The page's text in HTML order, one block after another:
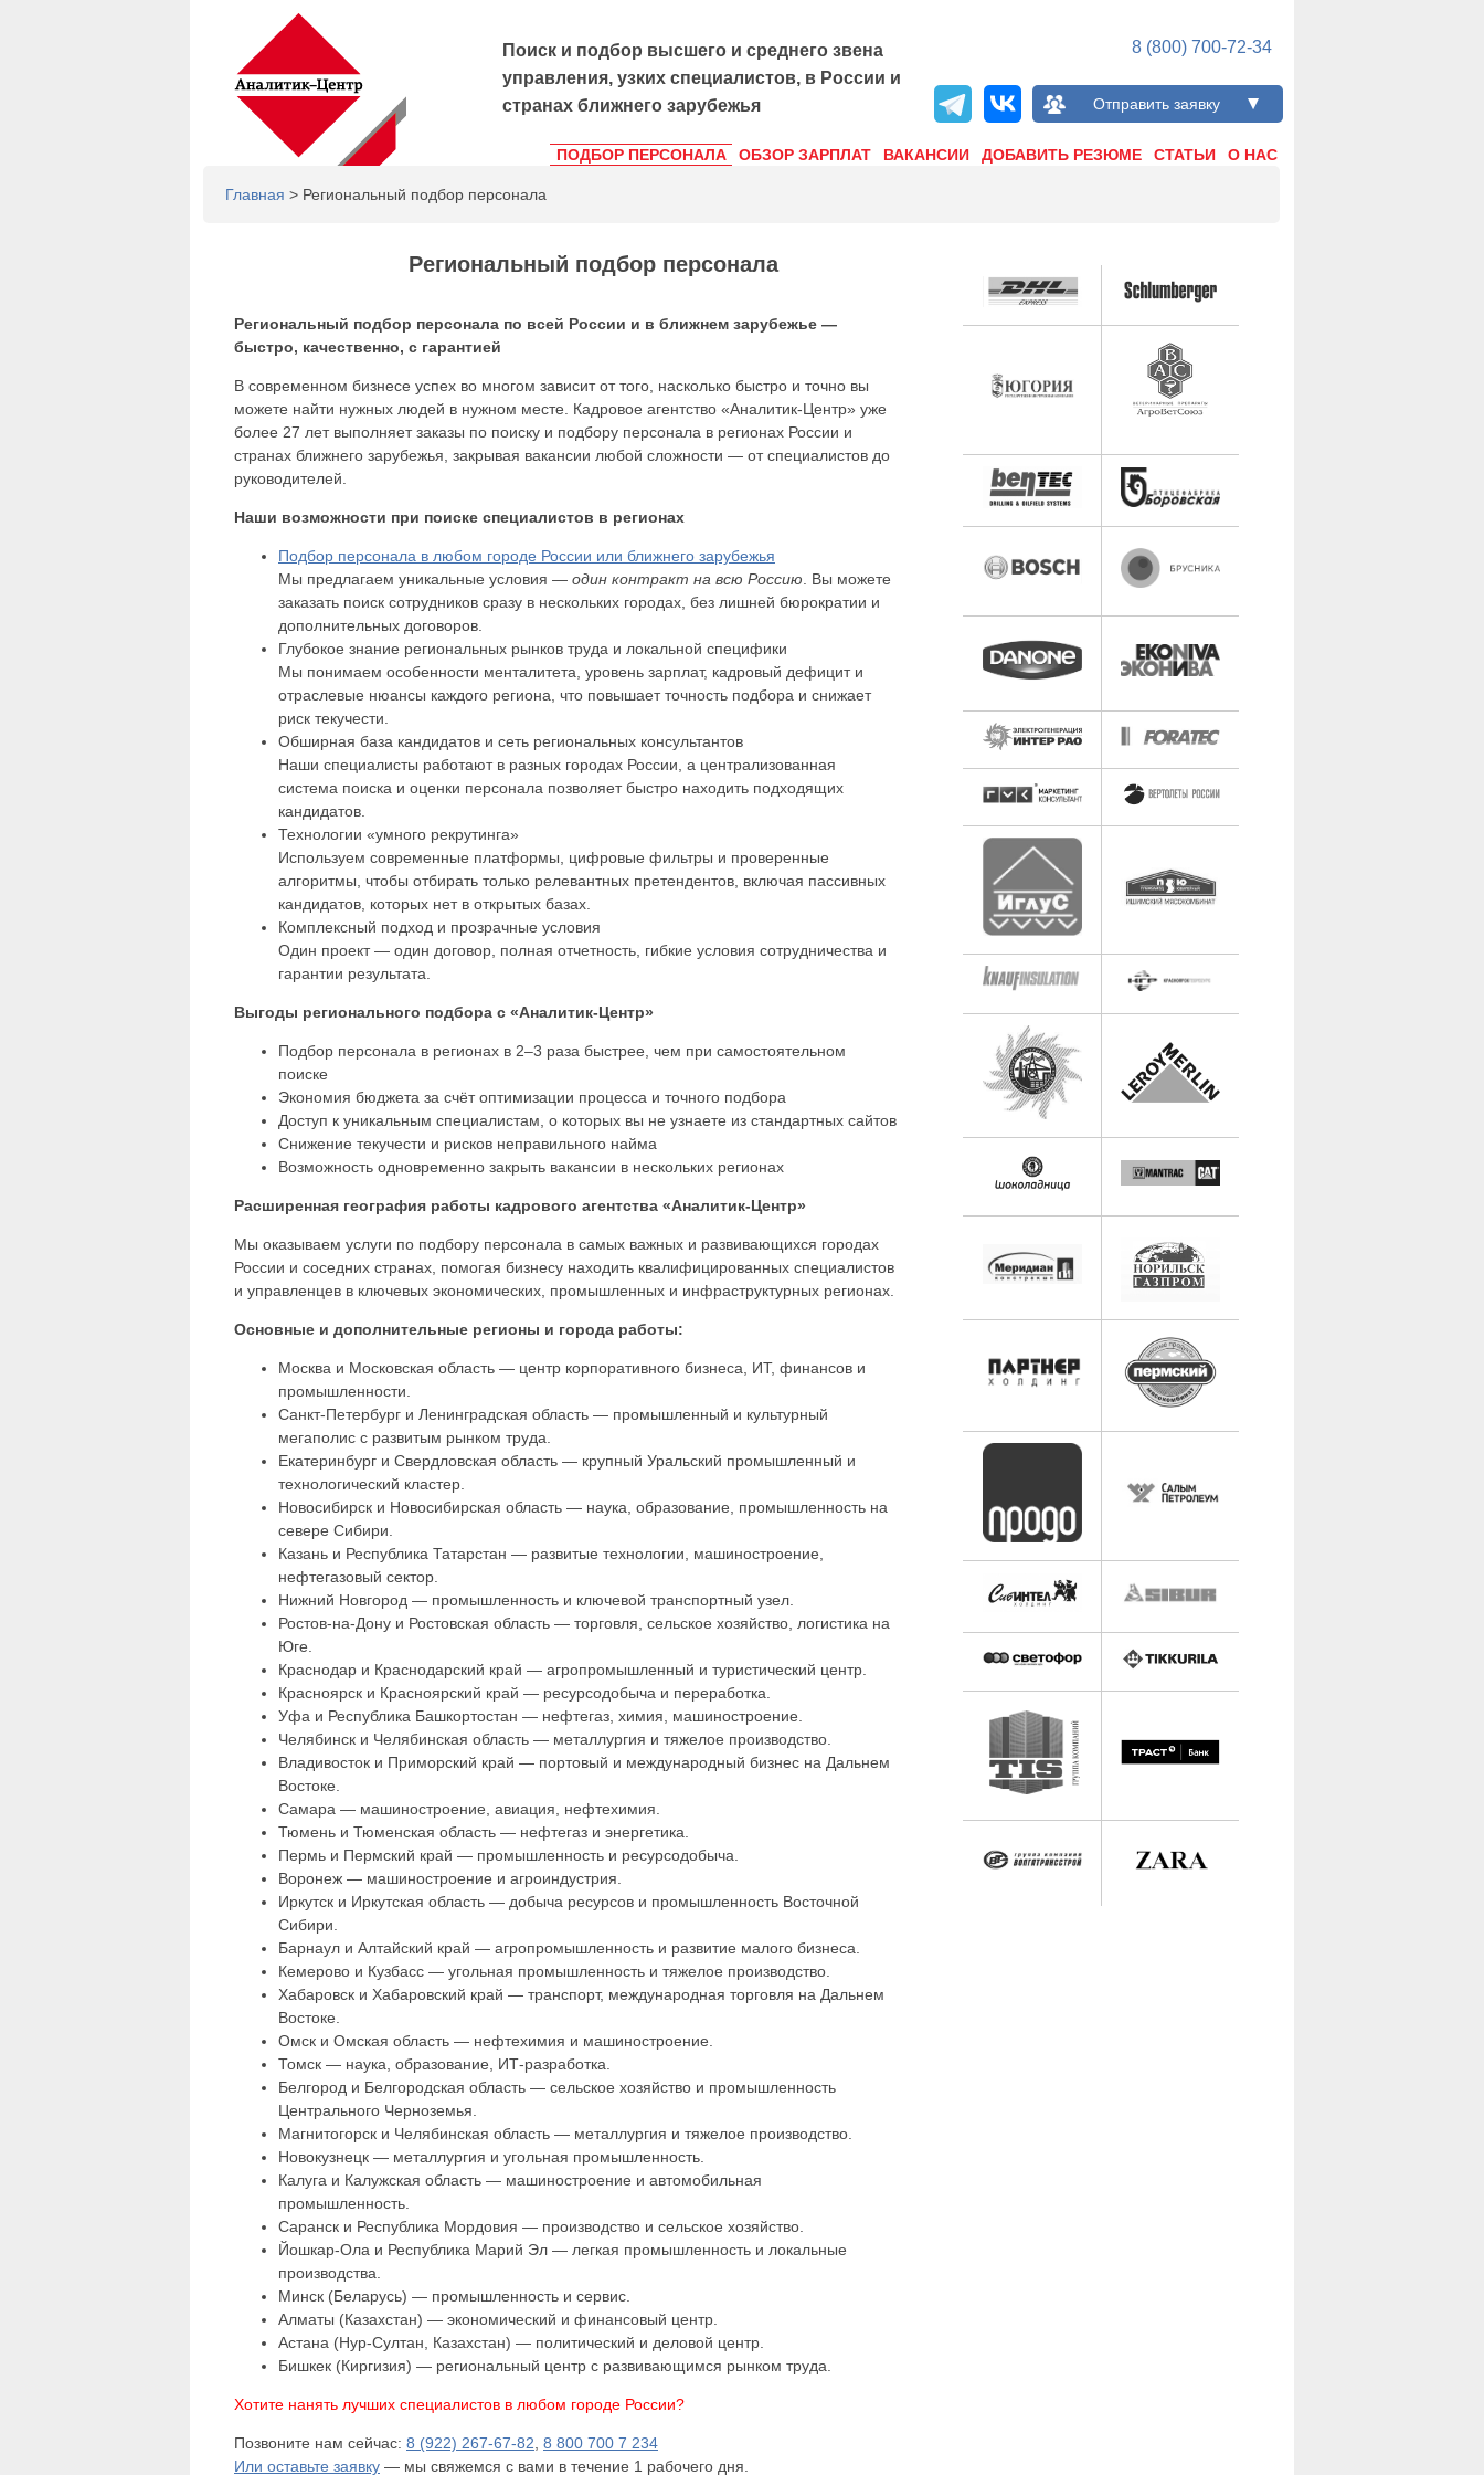
8 (800) 700-72-34
Отправить заявку
Поиск и подбор высшего и среднего звена
управления, узких специалистов, в России и
странах ближнего зарубежья
ПОДБОР ПЕРСОНАЛА ОБЗОР ЗАРПЛАТ ВАКАНСИИ ДОБАВИТЬ РЕЗЮМЕ СТАТЬИ О НАС
Главная > Региональный подбор персонала
Региональный подбор персонала
Региональный подбор персонала по всей России и в ближнем зарубежье —
быстро, качественно, с гарантией
В современном бизнесе успех во многом зависит от того, насколько быстро и точно вы
можете найти нужных людей в нужном месте. Кадровое агентство «Аналитик-Центр» уже
более 27 лет выполняет заказы по поиску и подбору персонала в регионах России и
странах ближнего зарубежья, закрывая вакансии любой сложности — от специалистов до
руководителей.
Наши возможности при поиске специалистов в регионах
Подбор персонала в любом городе России или ближнего зарубежья
Мы предлагаем уникальные условия — один контракт на всю Россию . Вы можете
заказать поиск сотрудников сразу в нескольких городах, без лишней бюрократии и
дополнительных договоров.
Глубокое знание региональных рынков труда и локальной специфики
Мы понимаем особенности менталитета, уровень зарплат, кадровый дефицит и
отраслевые нюансы каждого региона, что повышает точность подбора и снижает
риск текучести.
Обширная база кандидатов и сеть региональных консультантов
Наши специалисты работают в разных городах России, а централизованная
система поиска и оценки персонала позволяет быстро находить подходящих
кандидатов.
Технологии «умного рекрутинга»
Используем современные платформы, цифровые фильтры и проверенные
алгоритмы, чтобы отбирать только релевантных претендентов, включая пассивных
кандидатов, которых нет в открытых базах.
Комплексный подход и прозрачные условия
Один проект — один договор, полная отчетность, гибкие условия сотрудничества и
гарантии результата.
Выгоды регионального подбора с «Аналитик-Центр»
Подбор персонала в регионах в 2–3 раза быстрее, чем при самостоятельном
поиске
Экономия бюджета за счёт оптимизации процесса и точного подбора
Доступ к уникальным специалистам, о которых вы не узнаете из стандартных сайтов
Снижение текучести и рисков неправильного найма
Возможность одновременно закрыть вакансии в нескольких регионах
Расширенная география работы кадрового агентства «Аналитик-Центр»
Мы оказываем услуги по подбору персонала в самых важных и развивающихся городах
России и соседних странах, помогая бизнесу находить квалифицированных специалистов
и управленцев в ключевых экономических, промышленных и инфраструктурных регионах.
Основные и дополнительные регионы и города работы:
Москва и Московская область — центр корпоративного бизнеса, ИТ, финансов и
промышленности.
Санкт-Петербург и Ленинградская область — промышленный и культурный
мегаполис с развитым рынком труда.
Екатеринбург и Свердловская область — крупный Уральский промышленный и
технологический кластер.
Новосибирск и Новосибирская область — наука, образование, промышленность на
севере Сибири.
Казань и Республика Татарстан — развитые технологии, машиностроение,
нефтегазовый сектор.
Нижний Новгород — промышленность и ключевой транспортный узел.
Ростов-на-Дону и Ростовская область — торговля, сельское хозяйство, логистика на
Юге.
Краснодар и Краснодарский край — агропромышленный и туристический центр.
Красноярск и Красноярский край — ресурсодобыча и переработка.
Уфа и Республика Башкортостан — нефтегаз, химия, машиностроение.
Челябинск и Челябинская область — металлургия и тяжелое производство.
Владивосток и Приморский край — портовый и международный бизнес на Дальнем
Востоке.
Самара — машиностроение, авиация, нефтехимия.
Тюмень и Тюменская область — нефтегаз и энергетика.
Пермь и Пермский край — промышленность и ресурсодобыча.
Воронеж — машиностроение и агроиндустрия.
Иркутск и Иркутская область — добыча ресурсов и промышленность Восточной
Сибири.
Барнаул и Алтайский край — агропромышленность и развитие малого бизнеса.
Кемерово и Кузбасс — угольная промышленность и тяжелое производство.
Хабаровск и Хабаровский край — транспорт, международная торговля на Дальнем
Востоке.
Омск и Омская область — нефтехимия и машиностроение.
Томск — наука, образование, ИТ-разработка.
Белгород и Белгородская область — сельское хозяйство и промышленность
Центрального Черноземья.
Магнитогорск и Челябинская область — металлургия и тяжелое производство.
Новокузнецк — металлургия и угольная промышленность.
Калуга и Калужская область — машиностроение и автомобильная
промышленность.
Саранск и Республика Мордовия — производство и сельское хозяйство.
Йошкар-Ола и Республика Марий Эл — легкая промышленность и локальные
производства.
Минск (Беларусь) — промышленность и сервис.
Алматы (Казахстан) — экономический и финансовый центр.
Астана (Нур-Султан, Казахстан) — политический и деловой центр.
Бишкек (Киргизия) — региональный центр с развивающимся рынком труда.
Хотите нанять лучших специалистов в любом городе России?
Позвоните нам сейчас: 8 (922) 267-67-82 8 800 700 7 234
Или оставьте заявку — мы свяжемся с вами в течение 1 рабочего дня.